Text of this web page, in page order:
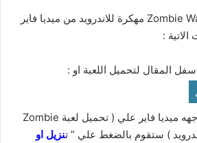
يمكنك تحميل لعبة Zombie Waves مهكرة للاندرويد من ميديا فاير
:
المقال لتحميل اللعبة او :
ستفتح لك واجهه ميديا فاير علي ( تحميل لعبة Zombie
نزيل او